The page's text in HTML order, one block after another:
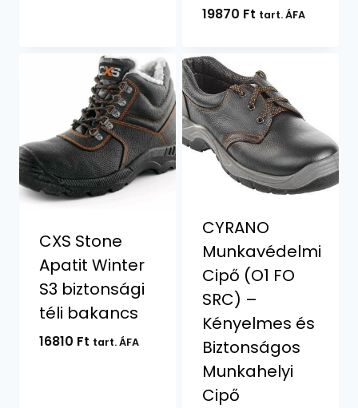
19870 Ft tart. ÁFA
CXS Stone
Apatit Winter
S3 biztonsági
téli bakancs
16810 Ft tart. ÁFA
CYRANO
Munkavédelmi
Cipő (O1 FO
SRC) –
Kényelmes és
Biztonságos
Munkahelyi
Cipő